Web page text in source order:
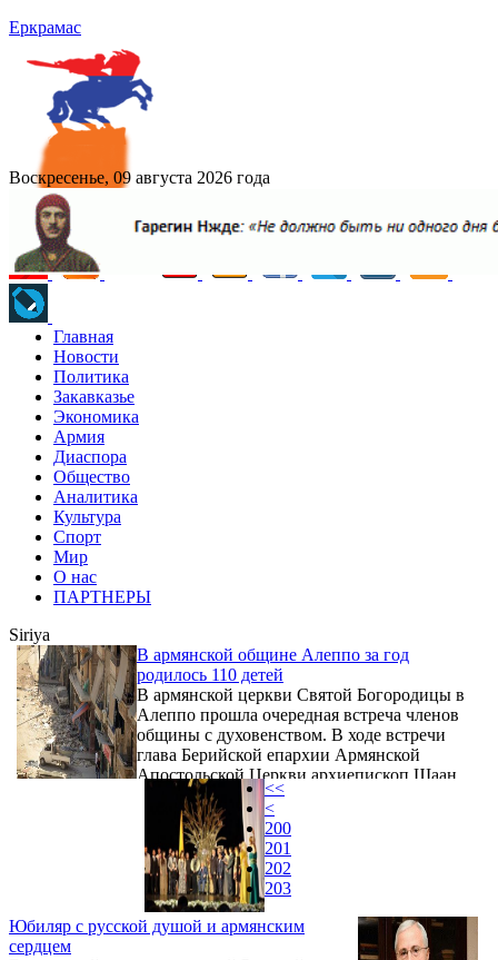
Еркрамас
Воскресенье, 09 августа 2026 года
Главная
Новости
Политика
Закавказье
Экономика
Армия
Диаспора
Общество
Аналитика
Культура
Спорт
Мир
О нас
ПАРТНЕРЫ
Siriya
В армянской общине Алеппо за год
родилось 110 детей
В армянской церкви Святой Богородицы в
Алеппо прошла очередная встреча членов
общины с духовенством. В ходе встречи
глава Берийской епархии Армянской
Апостольской Церкви архиепископ Шаан
Саркисян поздравил и раздал подарки 110
армянским семьям, у которых родились
дети в 2014 году. Как сообщает газета
Kandzasar, архиепископ подчеркнул, что
община должна вместе выстоять в
нынешние нелегкие временя.
Юбиляр с русской душой и армянским
сердцем
<<
<
200
201
202
203